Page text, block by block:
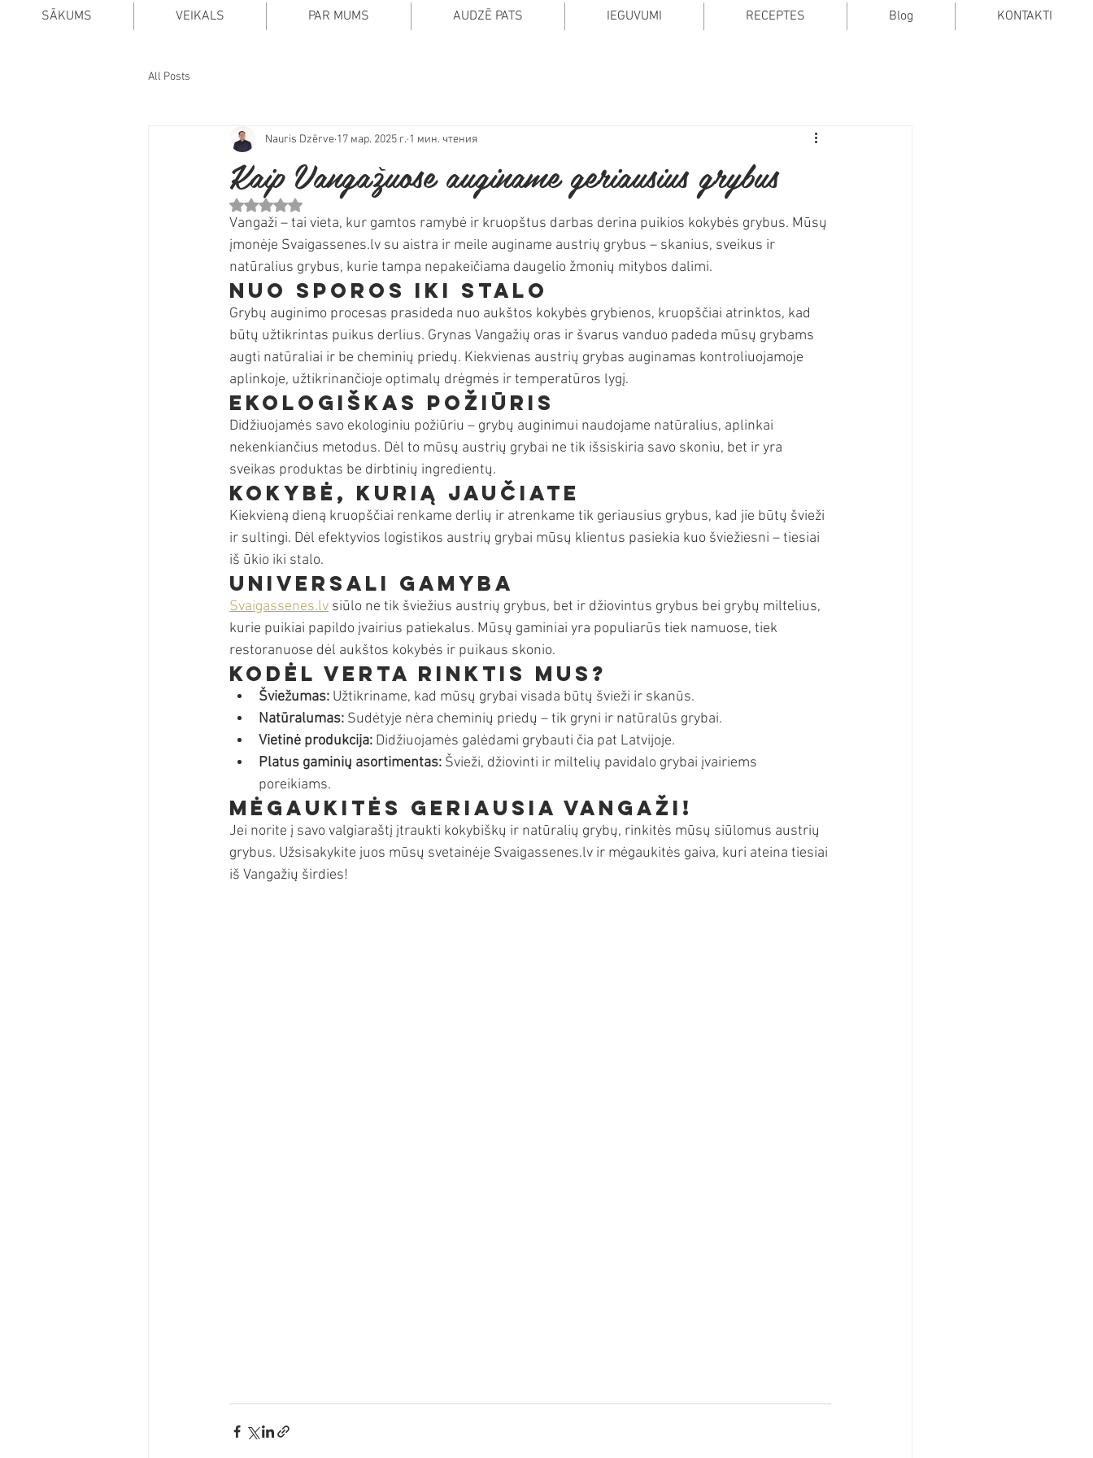
SĀKUMS VEIKALS PAR MUMS AUDZĒ PATS IEGUVUMI RECEPTES Blog KONTAKTI
All Posts
Kaip Vangažuose auginame geriausius grybus
Nauris Dzērve 17 мар. 2025 г. 1 мин. чтения
Оценка: не число из 5 звезд.
Vangaži – tai vieta, kur gamtos ramybė ir kruopštus darbas derina puikios kokybės grybus. Mūsų
įmonėje Svaigassenes.lv su aistra ir meile auginame austrių grybus – skanius, sveikus ir
natūralius grybus, kurie tampa nepakeičiama daugelio žmonių mitybos dalimi.
Nuo sporos iki stalo
Grybų auginimo procesas prasideda nuo aukštos kokybės grybienos, kruopščiai atrinktos, kad
būtų užtikrintas puikus derlius. Grynas Vangažių oras ir švarus vanduo padeda mūsų grybams
augti natūraliai ir be cheminių priedų. Kiekvienas austrių grybas auginamas kontroliuojamoje
aplinkoje, užtikrinančioje optimalų drėgmės ir temperatūros lygį.
Ekologiškas požiūris
Didžiuojamės savo ekologiniu požiūriu – grybų auginimui naudojame natūralius, aplinkai
nekenkiančius metodus. Dėl to mūsų austrių grybai ne tik išsiskiria savo skoniu, bet ir yra
sveikas produktas be dirbtinių ingredientų.
Kokybė, kurią jaučiate
Kiekvieną dieną kruopščiai renkame derlių ir atrenkame tik geriausius grybus, kad jie būtų švieži
ir sultingi. Dėl efektyvios logistikos austrių grybai mūsų klientus pasiekia kuo šviežiesni – tiesiai
iš ūkio iki stalo.
Universali gamyba
Svaigassenes.lv siūlo ne tik šviežius austrių grybus, bet ir džiovintus grybus bei grybų miltelius,
kurie puikiai papildo įvairius patiekalus. Mūsų gaminiai yra populiarūs tiek namuose, tiek
restoranuose dėl aukštos kokybės ir puikaus skonio.
Kodėl verta rinktis mus?
Šviežumas: Užtikriname, kad mūsų grybai visada būtų švieži ir skanūs.
Natūralumas: Sudėtyje nėra cheminių priedų – tik gryni ir natūralūs grybai.
Vietinė produkcija: Didžiuojamės galėdami grybauti čia pat Latvijoje.
Platus gaminių asortimentas: Švieži, džiovinti ir miltelių pavidalo grybai įvairiems
poreikiams.
Mėgaukitės geriausia Vangaži!
Jei norite į savo valgiaraštį įtraukti kokybiškų ir natūralių grybų, rinkitės mūsų siūlomus austrių
grybus. Užsisakykite juos mūsų svetainėje Svaigassenes.lv ir mėgaukitės gaiva, kuri ateina tiesiai
iš Vangažių širdies!